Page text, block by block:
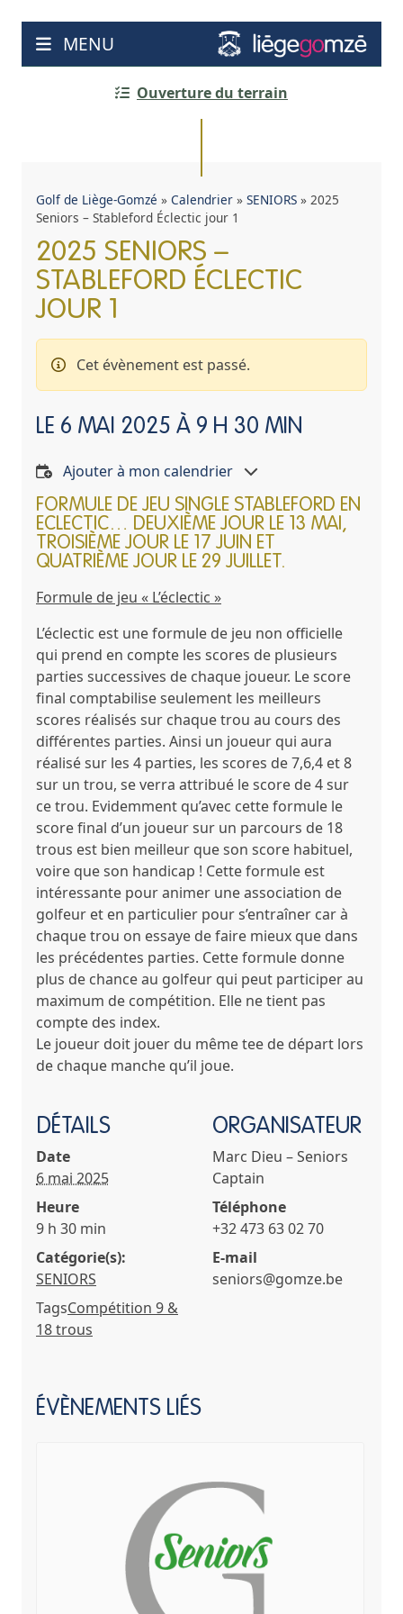
contenu
MENU
Ouverture du terrain
Golf de Liège-Gomzé » Calendrier » SENIORS » 2025
Seniors – Stableford Éclectic jour 1
2025 SENIORS –
STABLEFORD ÉCLECTIC
JOUR 1
Cet évènement est passé.
LE 6 MAI 2025 À 9 H 30 MIN
Ajouter à mon calendrier
FORMULE DE JEU SINGLE STABLEFORD EN
ECLECTIC… DEUXIÈME JOUR LE 13 MAI,
TROISIÈME JOUR LE 17 JUIN ET
QUATRIÈME JOUR LE 29 JUILLET.
Formule de jeu « L’éclectic »
L’éclectic est une formule de jeu non officielle
qui prend en compte les scores de plusieurs
parties successives de chaque joueur. Le score
final comptabilise seulement les meilleurs
scores réalisés sur chaque trou au cours des
différentes parties. Ainsi un joueur qui aura
réalisé sur les 4 parties, les scores de 7,6,4 et 8
sur un trou, se verra attribué le score de 4 sur
ce trou. Evidemment qu’avec cette formule le
score final d’un joueur sur un parcours de 18
trous est bien meilleur que son score habituel,
voire que son handicap ! Cette formule est
intéressante pour animer une association de
golfeur et en particulier pour s’entraîner car à
chaque trou on essaye de faire mieux que dans
les précédentes parties. Cette formule donne
plus de chance au golfeur qui peut participer au
maximum de compétition. Elle ne tient pas
compte des index.
Le joueur doit jouer du même tee de départ lors
de chaque manche qu’il joue.
DÉTAILS
Date
6 mai 2025
Heure
9 h 30 min
Catégorie(s):
SENIORS
TagsCompétition 9 &
18 trous
ORGANISATEUR
Marc Dieu – Seniors
Captain
Téléphone
+32 473 63 02 70
E-mail
seniors@gomze.be
ÉVÈNEMENTS LIÉS